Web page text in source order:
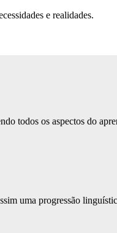
e realidades.
todos os aspectos do
uma progressão